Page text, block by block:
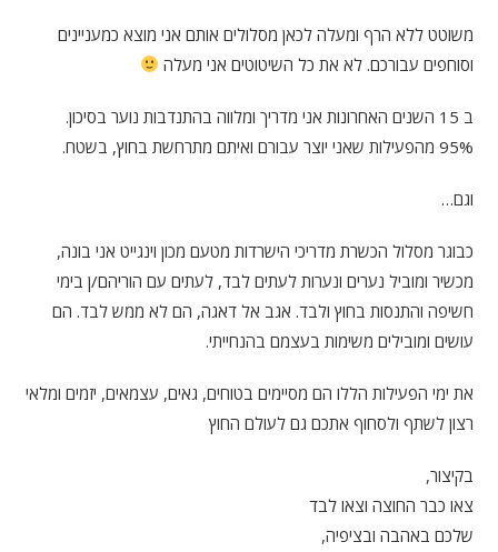
משוטט ללא הרף ומעלה לכאן מסלולים אותם אני מוצא כמעניינים
וסוחפים עבורכם. לא את כל השיטוטים אני מעלה
ב 15 השנים האחרונות אני מדריך ומלווה בהתנדבות נוער בסיכון.
95% מהפעילות שאני יוצר עבורם ואיתם מתרחשת בחוץ, בשטח.
וגם…
כבוגר מסלול הכשרת מדריכי הישרדות מטעם מכון וינגייט אני בונה,
מכשיר ומוביל נערים ונערות לעתים לבד, לעתים עם הוריהם/ן בימי
חשיפה והתנסות בחוץ ולבד. אגב אל דאגה, הם לא ממש לבד. הם
עושים ומובילים משימות בעצמם בהנחייתי.
את ימי הפעילות הללו הם מסיימים בטוחים, גאים, עצמאים, יזמים ומלאי
רצון לשתף ולסחוף אתכם גם לעולם החוץ
בקיצור,
צאו כבר החוצה וצאו לבד
שלכם באהבה ובציפיה,